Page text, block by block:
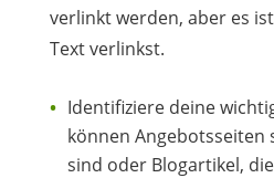
verlinkt werden, aber es
Text verlinkst.
Identifiziere deine
können Angebotsseiten
sind oder Blogartikel,